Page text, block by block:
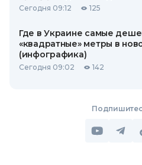
Сегодня 09:12 125
Где в Украине самые
«квадратные» метры в
(инфографика)
Сегодня 09:02 142